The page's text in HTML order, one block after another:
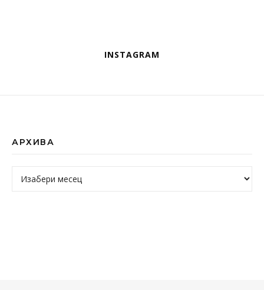
INSTAGRAM
АРХИВА
Архива